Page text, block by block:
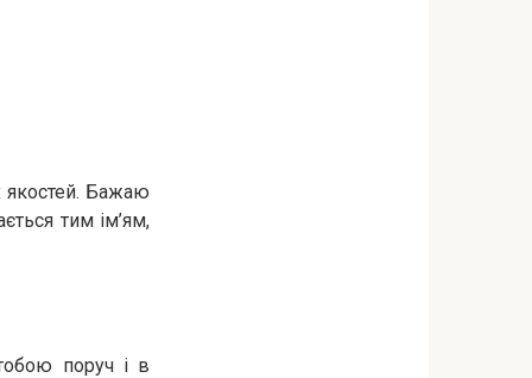
якостей. Бажаю
тим ім’ям,
поруч і в